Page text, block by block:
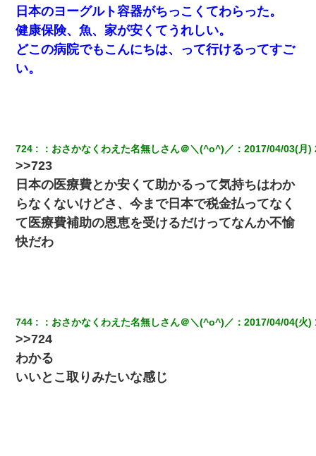
日本のヨーグルト容器がちっこくてわらった。
健康保険、魚、家が安くてうれしい。
どこの病院でもこんにちは、って行けるってすご
い。
724 ： おさかなくわえた名無しさん＠＼(^o^)／ ：2017/04/03(月)
>>723
日本の医療費とか安くて助かるって気持ちはわか
らなくないけどさ、今まで日本で税金払ってなく
て医療費補助の恩恵を受けるだけってなんか不愉
快だわ
744 ： おさかなくわえた名無しさん＠＼(^o^)／ ：2017/04/04(火)
>>724
わかる
いいとこ取りみたいな感じ